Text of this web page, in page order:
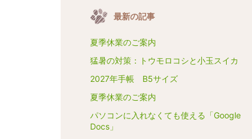
最新の記事
夏季休業のご案内
猛暑の対策：トウモロコシと小玉スイカ
2027年手帳 B5サイズ
夏季休業のご案内
パソコンに入れなくても使える「Google
Docs」